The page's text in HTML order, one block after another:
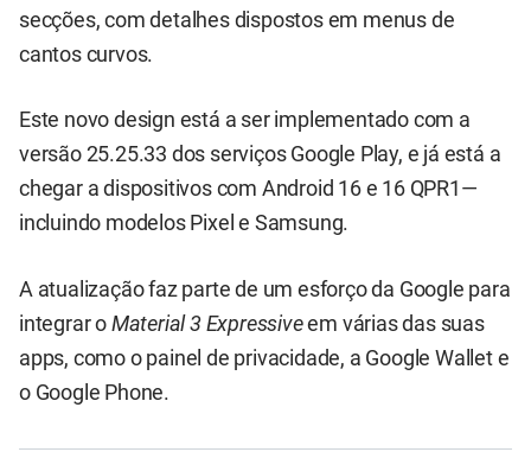
secções, com detalhes dispostos em menus de
cantos curvos.
Este novo design está a ser implementado com a
versão 25.25.33 dos serviços Google Play, e já está a
chegar a dispositivos com Android 16 e 16 QPR1—
incluindo modelos Pixel e Samsung.
A atualização faz parte de um esforço da Google para
integrar o Material 3 Expressiveem várias das suas
apps, como o painel de privacidade, a Google Wallet e
o Google Phone.